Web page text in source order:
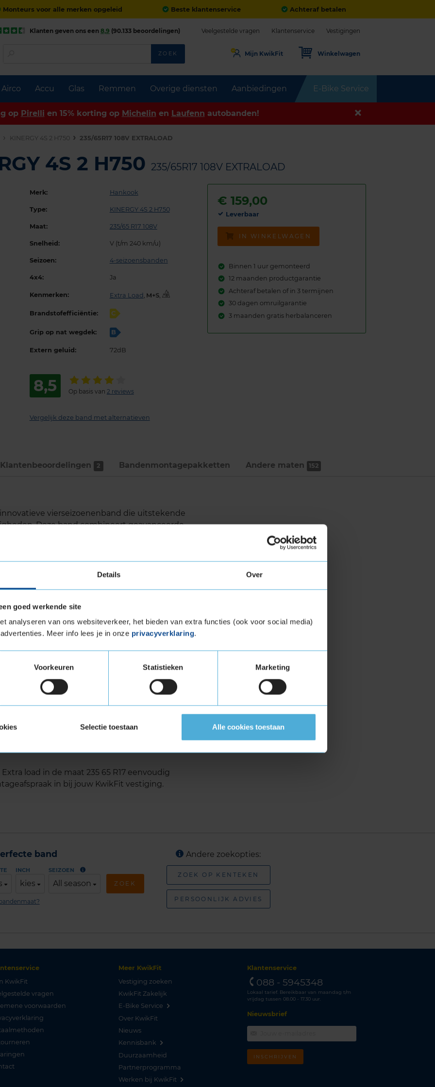
Details Over
goed werkende site
analyseren van ons websiteverkeer, het bieden van extra functies (ook voor social media)
Meer info lees je in onze privacyverklaring.
Voorkeuren Statistieken Marketing
Selectie toestaan Alle cookies toestaan
Monteurs voor alle merken opgeleid Beste klantenservice Achteraf betalen
Airco Accu Glas Remmen Overige diensten Aanbiedingen E-Bike Service
Klanten geven ons een 8,9 (90.133 beoordelingen) Veelgestelde vragen Klantenservice Vestigingen
ZOEK Mijn KwikFit Winkelwagen
op Pirelli en 15% korting op Michelin en Laufenn autobanden!
KINERGY 4S 2 H750 235/65R17 108V EXTRALOAD
4S 2 H750 235/65R17 108V EXTRALOAD
Merk: Hankook
Type: KINERGY 4S 2 H750
Maat: 235/65 R17 108V
Snelheid: V (t/m 240 km/u)
Seizoen: 4-seizoensbanden
4x4: Ja
Kenmerken: Extra Load , ,
Brandstofefficiëntie: C
Grip op nat wegdek: B
Extern geluid: 72dB
8,5 Op basis van 2 reviews
Vergelijk deze band met alternatieven
€159,00
Leverbaar
IN WINKELWAGEN
Binnen 1 uur gemonteerd
12 maanden productgarantie
Achteraf betalen of in 3 termijnen
30 dagen omruilgarantie
3 maanden gratis herbalanceren
Klantenbeoordelingen 2 Bandenmontage­pakketten Andere maten 152
vierseizoenenband die uitstekende
Deze band combineert geavanceerde
waardoor hij geschikt is voor een
besneeuwde wegen. Een uitstekende
naar veelzijdige en duurzame autobanden.
het seizoen.
voor efficiënt afvoeren van water, maar
je maximale grip houdt.
als nat wegdek.
Load (verstevigde band)
die banden met een hoger
banden zijn te herkennen aan het
Extra load in de maat 235
load in de maat 235 65 R17 eenvoudig
in bij jouw KwikFit vestiging.
band
INCH
kies
SEIZOEN
All season ZOEK
Andere zoekopties:
ZOEK OP KENTEKEN
PERSOONLIJK ADVIES
KwikFit
vragen
voorwaarden
Meer KwikFit
Vestiging zoeken
KwikFit Zakelijk
E-Bike Service
Over KwikFit
Nieuws
Kennisbank
Duurzaamheid
Partnerprogramma
Werken bij KwikFit
Klantenservice
088 - 5945348
Lokaal tarief. Bereikbaar van maandag t/m
vrijdag tussen 08.00 - 17.30 uur.
Nieuwsbrief
INSCHRIJVEN